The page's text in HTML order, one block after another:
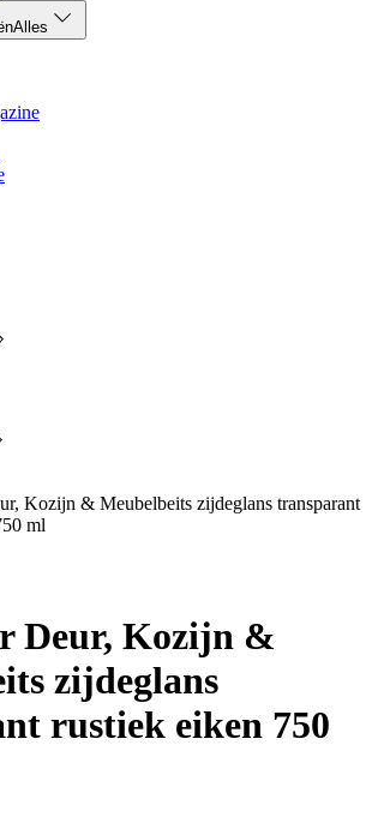
Alles
Kozijn & Meubelbeits zijdeglans transparant
ml
Deur, Kozijn &
zijdeglans
rustiek eiken 750